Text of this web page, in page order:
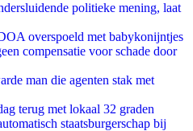
politieke mening, laat
overspoeld met babykonijntjes
compensatie voor schade door
man die agenten stak met
terug met lokaal 32 graden
staatsburgerschap bij